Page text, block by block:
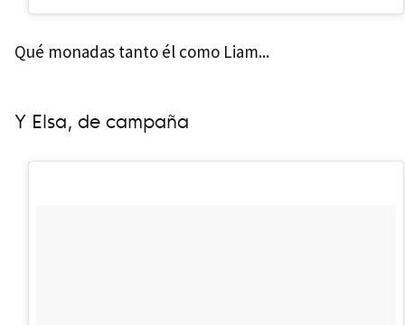
Qué monadas tanto él como Liam...
Y Elsa, de campaña